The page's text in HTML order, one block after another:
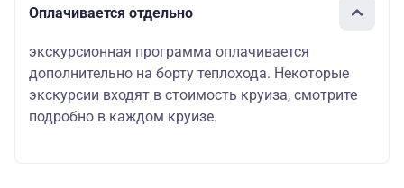
Оплачивается отдельно
экскурсионная программа оплачивается
дополнительно на борту теплохода. Некоторые
экскурсии входят в стоимость круиза, смотрите
подробно в каждом круизе.